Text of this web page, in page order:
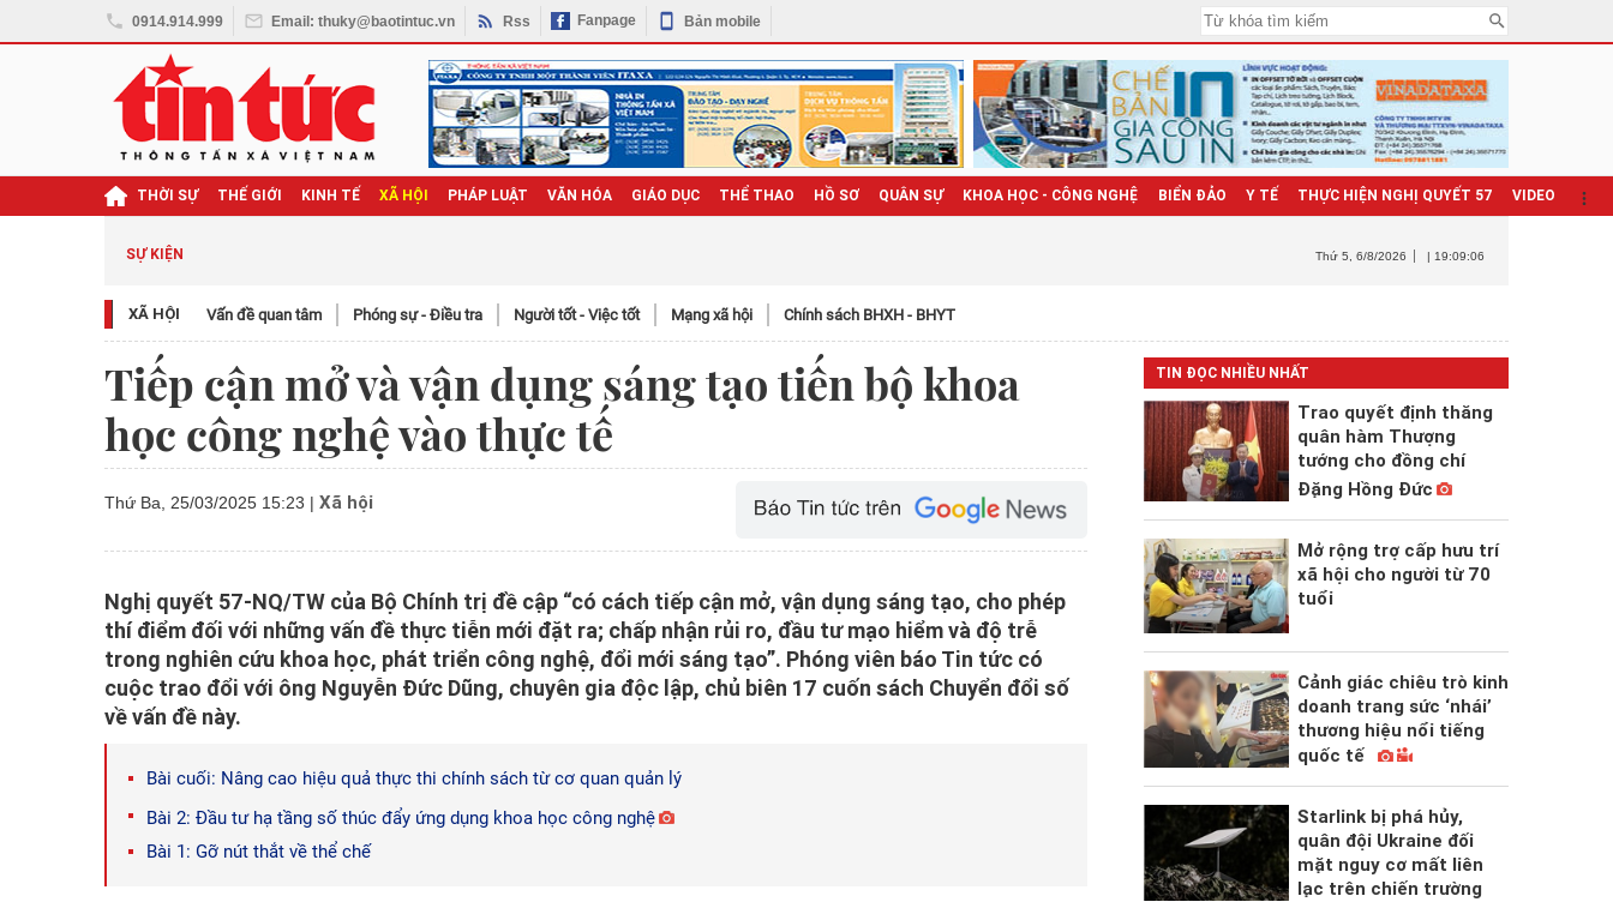
0914.914.999 Email: thuky@baotintuc.vn Rss Fanpage Bản mobile
THỜI SỰ THẾ GIỚI KINH TẾ XÃ HỘI PHÁP LUẬT VĂN HÓA GIÁO DỤC THỂ THAO HỒ SƠ QUÂN SỰ KHOA HỌC - CÔNG NGHỆ BIỂN ĐẢO Y TẾ THỰC HIỆN NGHỊ QUYẾT 57 VIDEO
SỰ KIỆN Thứ 5 , 6/8/2026 | 19:09:07
XÃ HỘI Vấn đề quan tâm Phóng sự - Điều tra Người tốt - Việc tốt Mạng xã hội Chính sách BHXH - BHYT
Tiếp cận mở và vận dụng sáng tạo tiến bộ khoa
học công nghệ vào thực tế
Thứ Ba, 25/03/2025 15:23 | Xã hội
Nghị quyết 57-NQ/TW của Bộ Chính trị đề cập “có cách tiếp cận mở, vận dụng sáng tạo, cho phép
thí điểm đối với những vấn đề thực tiễn mới đặt ra; chấp nhận rủi ro, đầu tư mạo hiểm và độ trễ
trong nghiên cứu khoa học, phát triển công nghệ, đổi mới sáng tạo”. Phóng viên báo Tin tức có
cuộc trao đổi với ông Nguyễn Đức Dũng, chuyên gia độc lập, chủ biên 17 cuốn sách Chuyển đổi số
về vấn đề này.
Bài cuối: Nâng cao hiệu quả thực thi chính sách từ cơ quan quản lý
Bài 2: Đầu tư hạ tầng số thúc đẩy ứng dụng khoa học công nghệ
Bài 1: Gỡ nút thắt về thể chế
TIN ĐỌC NHIỀU NHẤT
Trao quyết định thăng
quân hàm Thượng
tướng cho đồng chí
Đặng Hồng Đức
Mở rộng trợ cấp hưu trí
xã hội cho người từ 70
tuổi
Cảnh giác chiêu trò kinh
doanh trang sức ‘nhái’
thương hiệu nổi tiếng
quốc tế
Starlink bị phá hủy,
quân đội Ukraine đối
mặt nguy cơ mất liên
lạc trên chiến trường